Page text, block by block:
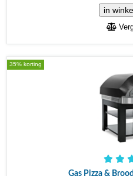
35% korting
Gas Pizza &